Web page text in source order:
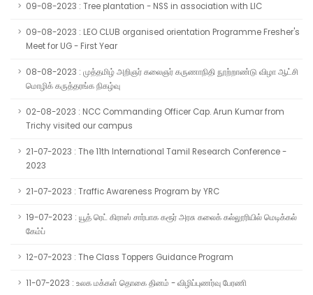
09-08-2023 : Tree plantation - NSS in association with LIC
09-08-2023 : LEO CLUB organised orientation Programme Fresher's
Meet for UG - First Year
08-08-2023 : முத்தமிழ் அறிஞர் கலைஞர் கருணாநிதி நூற்றாண்டு விழா ஆட்சி
மொழிக் கருத்தரங்க நிகழ்வு
02-08-2023 : NCC Commanding Officer Cap. Arun Kumar from
Trichy visited our campus
21-07-2023 : The 11th International Tamil Research Conference -
2023
21-07-2023 : Traffic Awareness Program by YRC
19-07-2023 : யூத் ரெட் கிராஸ் சார்பாக கரூர் அரசு கலைக் கல்லூரியில் மெடிக்கல்
கேம்ப்
12-07-2023 : The Class Toppers Guidance Program
11-07-2023 : உலக மக்கள் தொகை தினம் - விழிப்புணர்வு பேரணி